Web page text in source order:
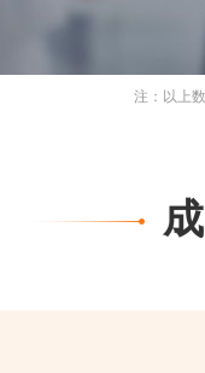
注：以上